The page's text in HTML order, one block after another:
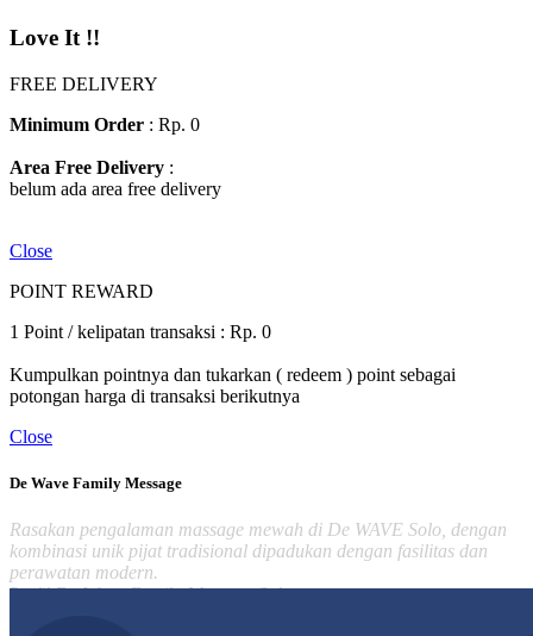
Love It !!
FREE DELIVERY
Minimum Order : Rp. 0
Area Free Delivery :
belum ada area free delivery
Close
POINT REWARD
1 Point / kelipatan transaksi : Rp. 0
Kumpulkan pointnya dan tukarkan ( redeem ) point sebagai
potongan harga di transaksi berikutnya
Close
De Wave Family Message
Rasakan pengalaman massage mewah di De WAVE Solo, dengan
kombinasi unik pijat tradisional dipadukan dengan fasilitas dan
perawatan modern.
Profil De Wave Family Message Solo